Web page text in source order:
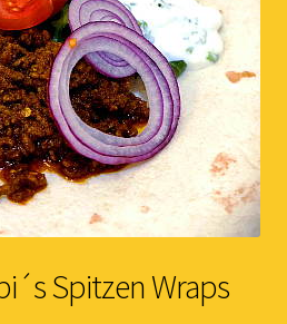
Spitzen Wraps